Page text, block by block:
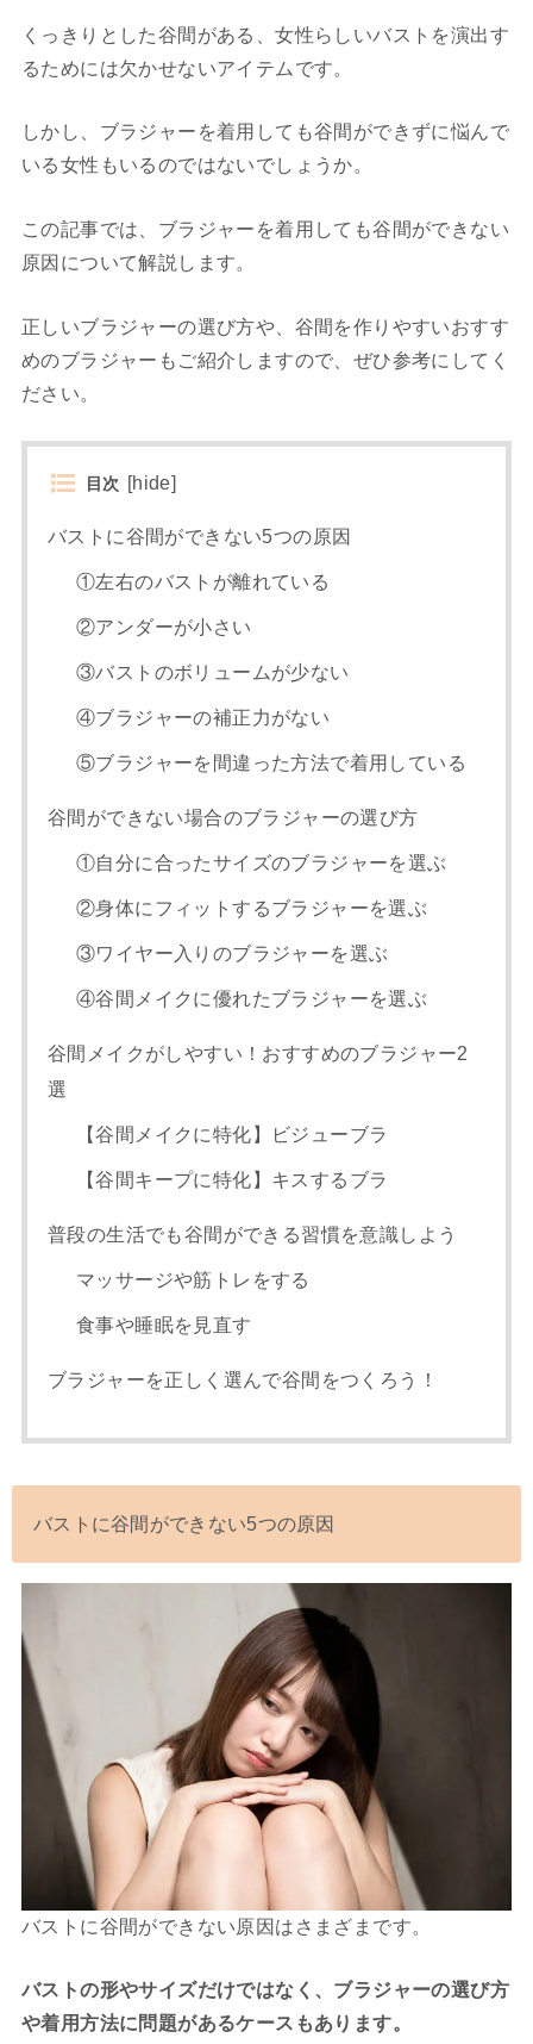
くっきりとした谷間がある、女性らしいバストを演出す
るためには欠かせないアイテムです。
しかし、ブラジャーを着用しても谷間ができずに悩んで
いる女性もいるのではないでしょうか。
この記事では、ブラジャーを着用しても谷間ができない
原因について解説します。
正しいブラジャーの選び方や、谷間を作りやすいおすす
めのブラジャーもご紹介しますので、ぜひ参考にしてく
ださい。
目次 [hide]
バストに谷間ができない5つの原因
①左右のバストが離れている
②アンダーが小さい
③バストのボリュームが少ない
④ブラジャーの補正力がない
⑤ブラジャーを間違った方法で着用している
谷間ができない場合のブラジャーの選び方
①自分に合ったサイズのブラジャーを選ぶ
②身体にフィットするブラジャーを選ぶ
③ワイヤー入りのブラジャーを選ぶ
④谷間メイクに優れたブラジャーを選ぶ
谷間メイクがしやすい！おすすめのブラジャー2
選
【谷間メイクに特化】ビジューブラ
【谷間キープに特化】キスするブラ
普段の生活でも谷間ができる習慣を意識しよう
マッサージや筋トレをする
食事や睡眠を見直す
ブラジャーを正しく選んで谷間をつくろう！
バストに谷間ができない5つの原因
バストに谷間ができない原因はさまざまです。
バストの形やサイズだけではなく、ブラジャーの選び方
や着用方法に問題があるケースもあります。